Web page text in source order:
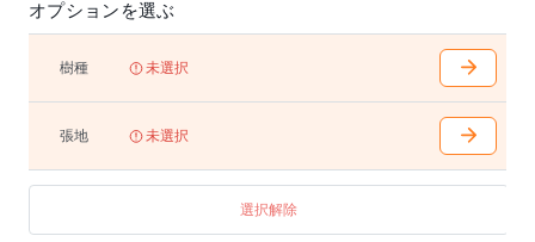
オプションを選ぶ
樹種 未選択
張地 未選択
選択解除